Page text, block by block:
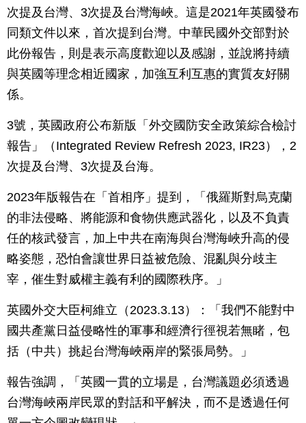
次提及台灣、3次提及台灣海峽。這是2021年英國發布
同類文件以來，首次提到台灣。中華民國外交部對於
此份報告，則是表示高度歡迎以及感謝，並說將持續
與英國等理念相近國家，加強互利互惠的實質友好關
係。
3號，英國政府公布新版「外交國防安全政策綜合檢討
報告」（Integrated Review Refresh 2023, IR23），2
次提及台灣、3次提及台海。
2023年版報告在「首相序」提到，「俄羅斯對烏克蘭
的非法侵略、將能源和食物供應武器化，以及不負責
任的核武發言，加上中共在南海與台灣海峽升高的侵
略姿態，恐怕會讓世界日益被危險、混亂與分歧主
宰，催生對威權主義有利的國際秩序。」
英國外交大臣柯維立（2023.3.13）：「我們不能對中
國共產黨日益侵略性的軍事和經濟行徑視若無睹，包
括（中共）挑起台灣海峽兩岸的緊張局勢。」
報告強調，「英國一貫的立場是，台灣議題必須透過
台灣海峽兩岸民眾的對話和平解決，而不是透過任何